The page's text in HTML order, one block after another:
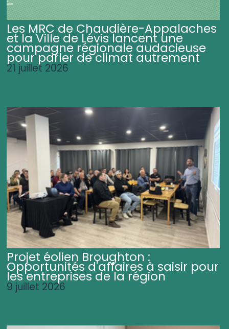
Les MRC de Chaudière-Appalaches
et la Ville de Lévis lancent une
campagne régionale audacieuse
pour parler de climat autrement
21 juillet 2026
Projet éolien Broughton :
Opportunités d'affaires à saisir pour
les entreprises de la région
9 juillet 2026